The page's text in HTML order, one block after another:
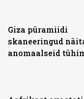
Giza püramiidi
skaneeringud
anomaalseid